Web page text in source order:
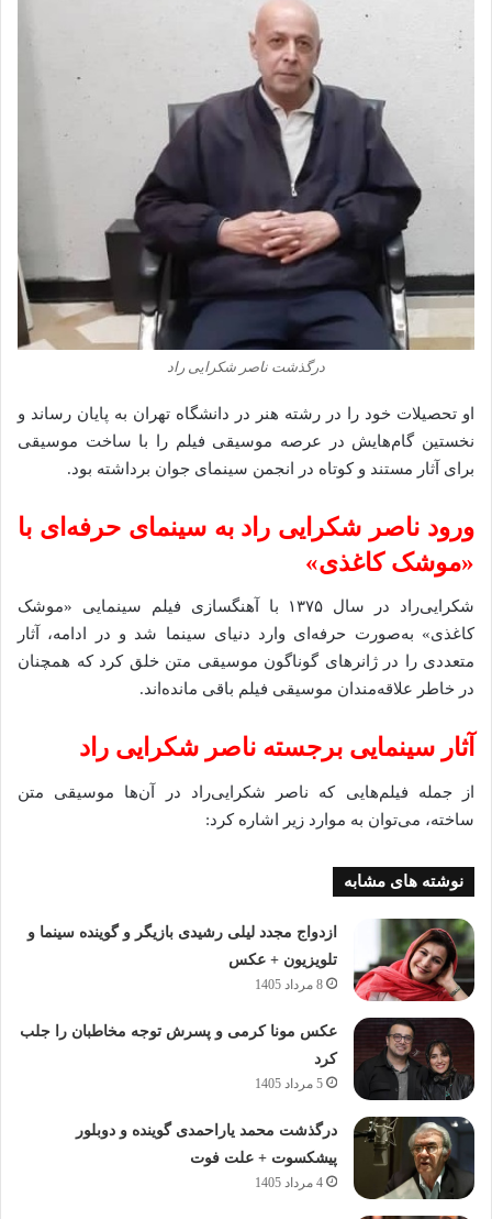
درگذشت ناصر شکرایی راد
او تحصیلات خود را در رشته هنر در دانشگاه تهران به پایان رساند و
نخستین گام‌هایش در عرصه موسیقی فیلم را با ساخت موسیقی
برای آثار مستند و کوتاه در انجمن سینمای جوان برداشته بود.
ورود ناصر شکرایی‌ راد به سینمای حرفه‌ای با
«موشک کاغذی»
شکرایی‌راد در سال ۱۳۷۵ با آهنگسازی فیلم سینمایی «موشک
کاغذی» به‌صورت حرفه‌ای وارد دنیای سینما شد و در ادامه، آثار
متعددی را در ژانرهای گوناگون موسیقی متن خلق کرد که همچنان
در خاطر علاقه‌مندان موسیقی فیلم باقی مانده‌اند.
آثار سینمایی برجسته ناصر شکرایی‌ راد
از جمله فیلم‌هایی که ناصر شکرایی‌راد در آن‌ها موسیقی متن
ساخته، می‌توان به موارد زیر اشاره کرد:
نوشته های مشابه
ازدواج مجدد لیلی رشیدی بازیگر و گوینده سینما و
تلویزیون + عکس
8 مرداد 1405
عکس مونا کرمی و پسرش توجه مخاطبان را جلب
کرد
5 مرداد 1405
درگذشت محمد یاراحمدی گوینده و دوبلور
پیشکسوت + علت فوت
4 مرداد 1405